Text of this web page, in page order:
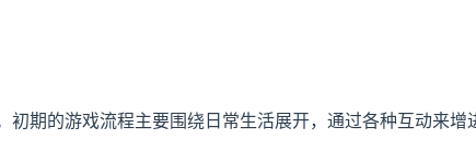
期的游戏流程主要围绕日常生活展开，通过各种互动来增